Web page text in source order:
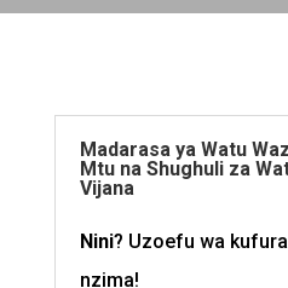
Madarasa ya Watu
Mtu na Shughuli za
Vijana
Nini? Uzoefu wa
nzima!